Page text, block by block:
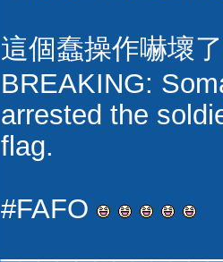
這個蠢操作嚇壞
BREAKING:
arrested the
flag.
#FAFO